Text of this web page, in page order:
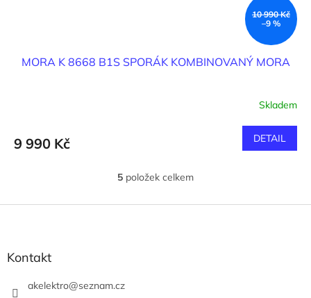
10 990 Kč
–9 %
MORA K 8668 B1S SPORÁK KOMBINOVANÝ MORA
Skladem
9 990 Kč DETAIL
O
l
5 položek celkem
Z
Kontakt
akelektro@seznam.cz